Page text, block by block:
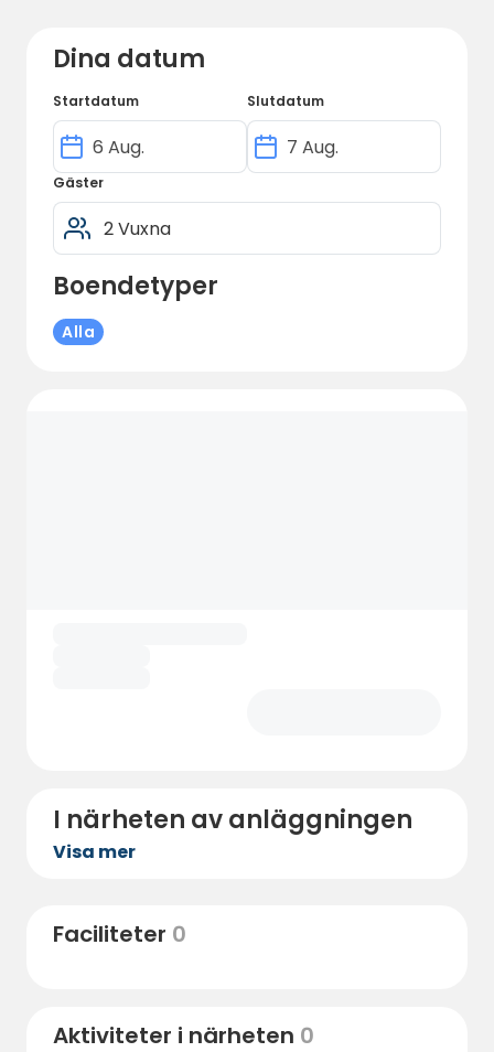
Dina datum
Startdatum Slutdatum
Gäster
Boendetyper
Alla
I närheten av anläggningen
Visa mer
Faciliteter 0
Aktiviteter i närheten 0